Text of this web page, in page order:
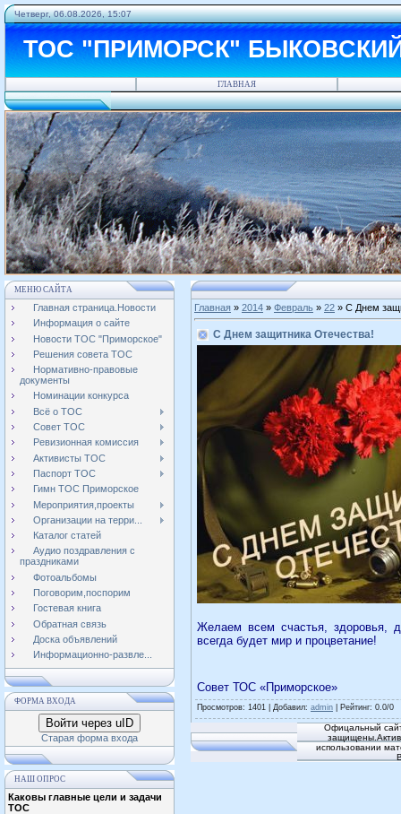
Четверг, 06.08.2026, 15:07
ТОС "ПРИМОРСК"
ГЛАВНАЯ
МЕНЮ САЙТА
Главная страница.Новости
Информация о сайте
Новости ТОС "Приморское"
Решения совета ТОС
Нормативно-правовые
документы
Номинации конкурса
Всё о ТОС
Совет ТОС
Ревизионная комиссия
Активисты ТОС
Паспорт ТОС
Гимн ТОС Приморское
Мероприятия,проекты
Организации на терри...
Каталог статей
Аудио поздравления с
праздниками
Фотоальбомы
Поговорим,поспорим
Гостевая книга
Обратная связь
Доска объявлений
Информационно-развле...
ФОРМА ВХОДА
Войти через uID
Старая форма входа
НАШ ОПРОС
Каковы главные цели и задачи
ТОС
Главная » 2014 » Февраль » 22 » С Днем
С Днем защитника Отечества!
Желаем всем счастья, здоровья,
всегда будет мир и процветание!
Совет ТОС «Приморское»
Просмотров: 1401 | Добавил: admin Рейтинг: 0.0/0
Офицальный
использовании